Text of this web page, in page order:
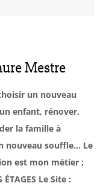
Mestre
un nouveau
enfant, rénover,
la famille à
nouveau souffle… Le
est mon métier ;
Le Site :